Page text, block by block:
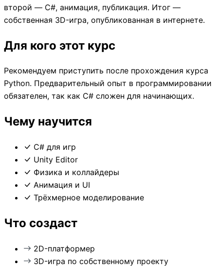
второй — C#, анимация, публикация. Итог —
собственная 3D-игра, опубликованная в интернете.
Для кого этот курс
Рекомендуем приступить после прохождения курса
Python. Предварительный опыт в программировании
обязателен, так как C# сложен для начинающих.
Чему научится
C# для игр
Unity Editor
Физика и коллайдеры
Анимация и UI
Трёхмерное моделирование
Что создаст
2D-платформер
3D-игра по собственному проекту